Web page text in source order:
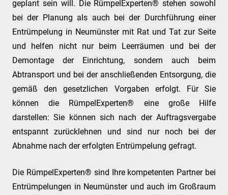
geplant sein will. Die RümpelExperten® stehen sowohl
bei der Planung als auch bei der Durchführung einer
Entrümpelung in Neumünster mit Rat und Tat zur Seite
und helfen nicht nur beim Leerräumen und bei der
Demontage der Einrichtung, sondern auch beim
Abtransport und bei der anschließenden Entsorgung, die
gemäß den gesetzlichen Vorgaben erfolgt. Für Sie
können die RümpelExperten® eine große Hilfe
darstellen: Sie können sich nach der Auftragsvergabe
entspannt zurücklehnen und sind nur noch bei der
Abnahme nach der erfolgten Entrümpelung gefragt.
Die RümpelExperten® sind Ihre kompetenten Partner bei
Entrümpelungen in Neumünster und auch im Großraum